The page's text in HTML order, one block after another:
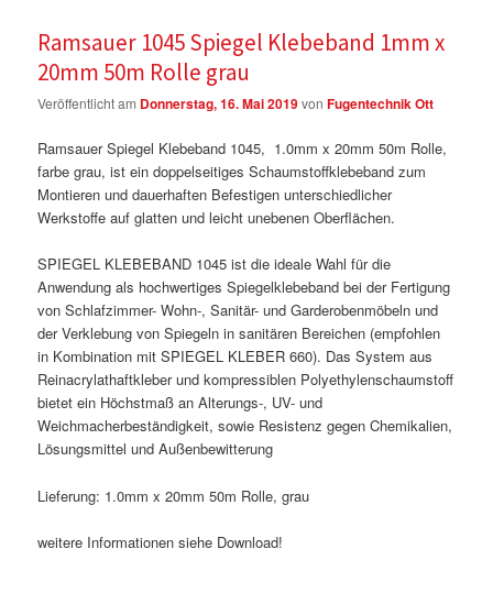
Ramsauer 1045 Spiegel Klebeband 1mm x
20mm 50m Rolle grau
Veröffentlicht am Donnerstag, 16. Mai 2019vonFugentechnik Ott
Ramsauer Spiegel Klebeband 1045, 1.0mm x 20mm 50m Rolle,
farbe grau, ist ein doppelseitiges Schaumstoffklebeband zum
Montieren und dauerhaften Befestigen unterschiedlicher
Werkstoffe auf glatten und leicht unebenen Oberflächen.
SPIEGEL KLEBEBAND 1045 ist die ideale Wahl für die
Anwendung als hochwertiges Spiegelklebeband bei der Fertigung
von Schlafzimmer- Wohn-, Sanitär- und Garderobenmöbeln und
der Verklebung von Spiegeln in sanitären Bereichen (empfohlen
in Kombination mit SPIEGEL KLEBER 660). Das System aus
Reinacrylathaftkleber und kompressiblen Polyethylenschaumstoff
bietet ein Höchstmaß an Alterungs-, UV- und
Weichmacherbeständigkeit, sowie Resistenz gegen Chemikalien,
Lösungsmittel und Außenbewitterung
Lieferung: 1.0mm x 20mm 50m Rolle, grau
weitere Informationen siehe Download!